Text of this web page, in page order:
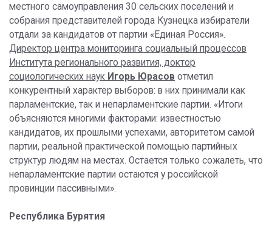
местного самоуправления 30 сельских поселений и
собрания представителей города Кузнецка избиратели
отдали за кандидатов от партии «Единая Россия».
Директор центра мониторинга социальный процессов
Института регионального развития, доктор
социологических наук Игорь Юрасов отметил
конкурентный характер выборов: в них принимали как
парламентские, так и непарламентские партии. «Итоги
объясняются многими факторами: известностью
кандидатов, их прошлыми успехами, авторитетом самой
партии, реальной практической помощью партийных
структур людям на местах. Остается только сожалеть, что
непарламентские партии остаются у российской
провинции пассивными».
Республика Бурятия